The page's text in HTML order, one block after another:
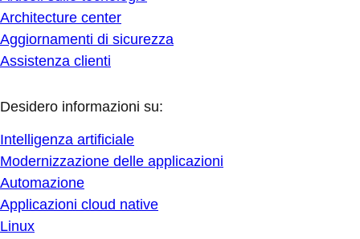
Architecture center
Aggiornamenti di sicurezza
Assistenza clienti
Desidero informazioni su:
Intelligenza artificiale
Modernizzazione delle applicazioni
Automazione
Applicazioni cloud native
Linux